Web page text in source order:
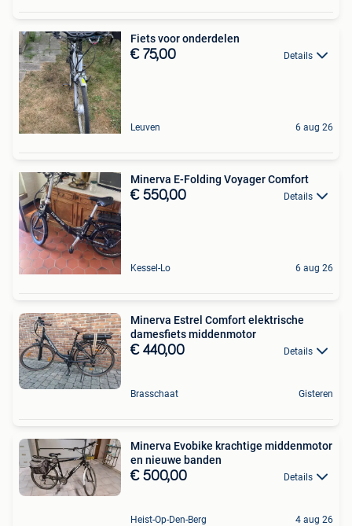
Fiets voor onderdelen
€ 75,00 Details
Leuven 6 aug 26
Minerva E-Folding Voyager Comfort
€ 550,00 Details
Kessel-Lo 6 aug 26
Minerva Estrel Comfort elektrische
damesfiets middenmotor
€ 440,00 Details
Brasschaat Gisteren
Minerva Evobike krachtige middenmotor
en nieuwe banden
€ 500,00 Details
Heist-Op-Den-Berg 4 aug 26